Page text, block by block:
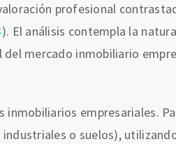
profesional
). El análisis contempla la
mercado inmobiliario
empresariales.
o suelos),